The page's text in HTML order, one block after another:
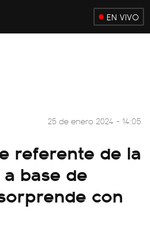
EN VIVO
25 de enero 2024 - 14:05
referente de la
base de
con